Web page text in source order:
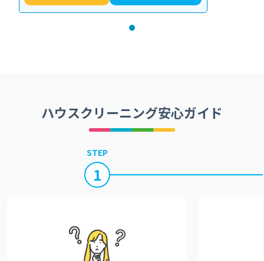
ハウスクリーニング安心ガイド
STEP
1